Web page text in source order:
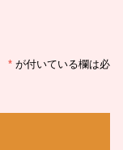
* が付いている欄は必